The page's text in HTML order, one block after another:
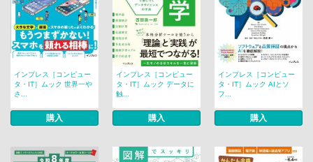
インプレス［コンピュー
タ・IT］ムック 世界一や
さ...
購入
インプレス［コンピュー
タ・IT］ムック データに
触...
購入
インプレス［コンピュー
タ・IT］ムック AIとソ
フ...
購入